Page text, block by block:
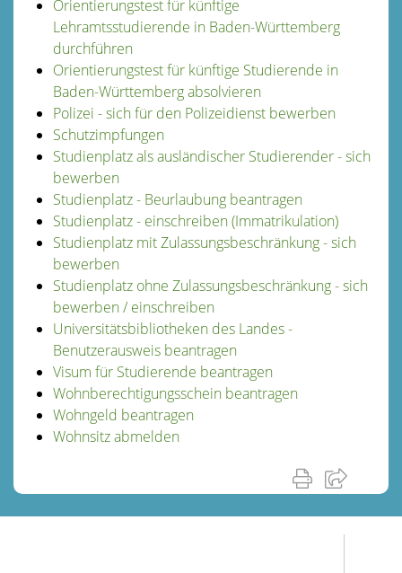
Orientierungstest für künftige
Lehramtsstudierende in Baden-Württemberg
durchführen
Orientierungstest für künftige Studierende in
Baden-Württemberg absolvieren
Polizei - sich für den Polizeidienst bewerben
Schutzimpfungen
Studienplatz als ausländischer Studierender - sich
bewerben
Studienplatz - Beurlaubung beantragen
Studienplatz - einschreiben (Immatrikulation)
Studienplatz mit Zulassungsbeschränkung - sich
bewerben
Studienplatz ohne Zulassungsbeschränkung - sich
bewerben / einschreiben
Universitätsbibliotheken des Landes -
Benutzerausweis beantragen
Visum für Studierende beantragen
Wohnberechtigungsschein beantragen
Wohngeld beantragen
Wohnsitz abmelden